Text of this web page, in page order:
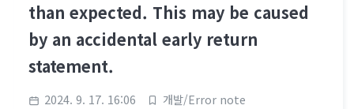
than expected. This may be caused
by an accidental early return
statement.
2024. 9. 17. 16:06 개발/Error note